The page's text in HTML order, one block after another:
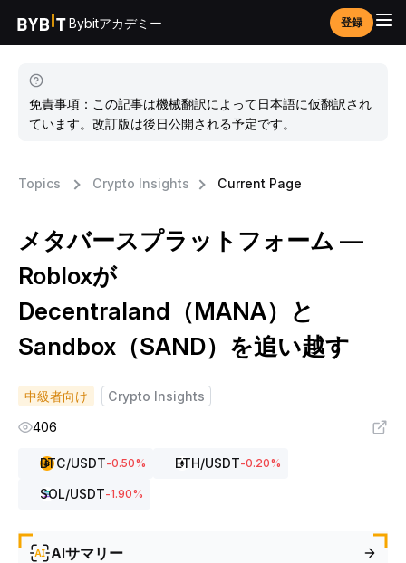
Bybitアカデミー 登録
免責事項：この記事は機械翻訳によって日本語に仮翻訳され
ています。改訂版は後日公開される予定です。
Topics Crypto Insights Current Page
メタバースプラットフォーム —
Robloxが
Decentraland（MANA）と
Sandbox（SAND）を追い越す
中級者向け
Crypto Insights
406
BTC/USDT-0.50% ETH/USDT-0.20%
SOL/USDT-1.90%
AIサマリー